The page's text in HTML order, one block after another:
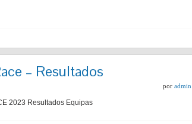
– Resultados
por admin
2023 Resultados Equipas